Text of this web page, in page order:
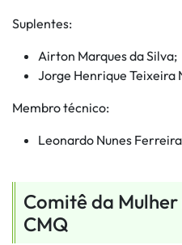
Suplentes:
Airton Marques da Silva;
Jorge Henrique Teixeira
Membro técnico:
Leonardo Nunes Ferreira
Comitê da
CMQ